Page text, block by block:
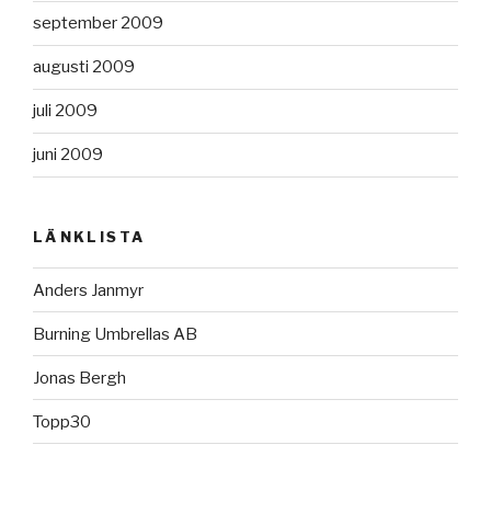
september 2009
augusti 2009
juli 2009
juni 2009
LÄNKLISTA
Anders Janmyr
Burning Umbrellas AB
Jonas Bergh
Topp30